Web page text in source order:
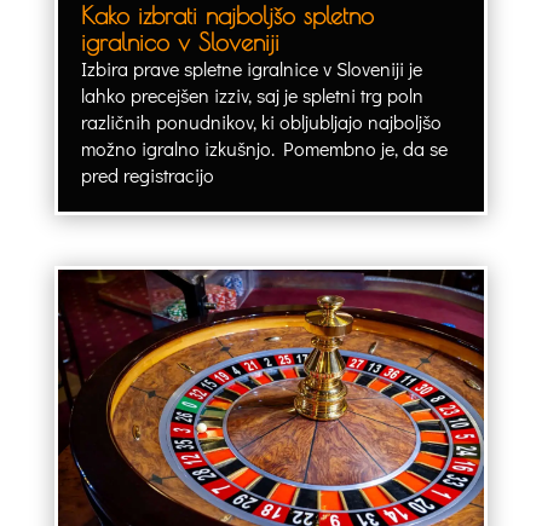
Kako izbrati najboljšo spletno
igralnico v Sloveniji
Izbira prave spletne igralnice v Sloveniji je
lahko precejšen izziv, saj je spletni trg poln
različnih ponudnikov, ki obljubljajo najboljšo
možno igralno izkušnjo. Pomembno je, da se
pred registracijo